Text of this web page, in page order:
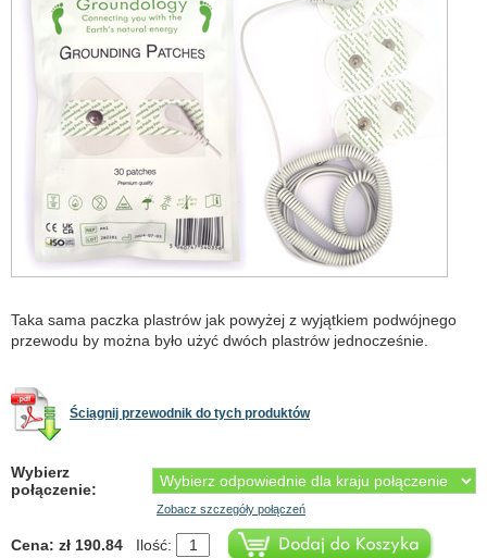
Taka sama paczka plastrów jak powyżej z wyjątkiem podwójnego
przewodu by można było użyć dwóch plastrów jednocześnie.
Ściągnij przewodnik do tych produktów
Wybierz
połączenie:
Zobacz szczegóły połączeń
Cena: zł 190.84 Ilość: